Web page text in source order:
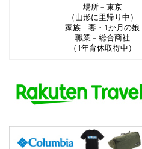
場所 – 東京
（山形に里帰り中）
家族 – 妻・1か月の娘
職業 – 総合商社
（1年育休取得中）